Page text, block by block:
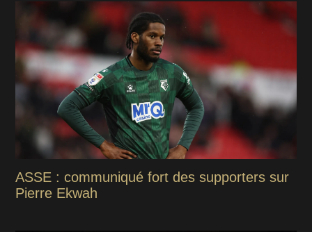
ASSE : communiqué fort des supporters sur
Pierre Ekwah